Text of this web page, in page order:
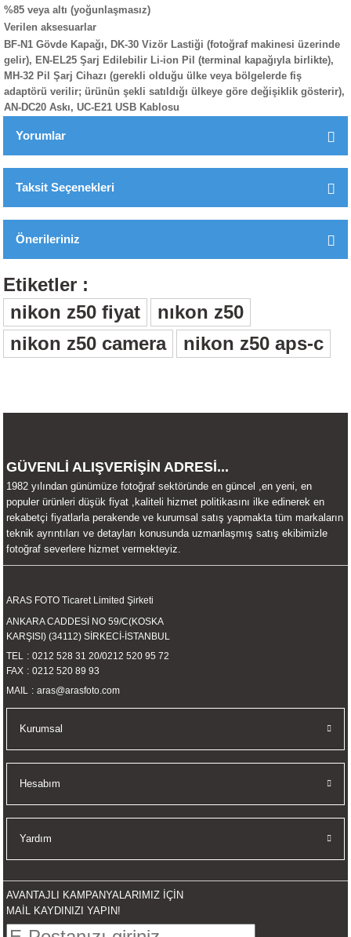
%85 veya altı (yoğunlaşmasız)
Verilen aksesuarlar
BF-N1 Gövde Kapağı, DK-30 Vizör Lastiği (fotoğraf makinesi üzerinde
gelir), EN-EL25 Şarj Edilebilir Li-ion Pil (terminal kapağıyla birlikte),
MH-32 Pil Şarj Cihazı (gerekli olduğu ülke veya bölgelerde fiş
adaptörü verilir; ürünün şekli satıldığı ülkeye göre değişiklik gösterir),
AN-DC20 Askı, UC-E21 USB Kablosu
Yorumlar
Taksit Seçenekleri
Önerileriniz
konularda yetersiz gördüğünüz noktaları öneri formunu kullanarak
tarafımıza iletebilirsiniz.
Görüş ve önerileriniz için teşekkür ederiz.
Ürün resmi kalitesiz, bozuk veya görüntülenemiyor.
Gönder
Etiketler :
nikon z50 fiyat
nıkon z50
nikon z50 camera
nikon z50 aps-c
GÜVENLİ ALIŞVERİŞİN ADRESİ...
1982 yılından günümüze fotoğraf sektöründe en güncel ,en yeni, en
populer ürünleri düşük fiyat ,kaliteli hizmet politikasını ilke edinerek en
rekabetçi fiyatlarla perakende ve kurumsal satış yapmakta tüm markaların
teknik ayrıntıları ve detayları konusunda uzmanlaşmış satış ekibimizle
fotoğraf severlere hizmet vermekteyiz.
ARAS FOTO Ticaret Limited Şirketi
ANKARA CADDESİ NO 59/C(KOSKA
KARŞISI) (34112) SİRKECİ-İSTANBUL
TEL
0212 528 31 20/0212 520 95 72
FAX
0212 520 89 93
MAIL
aras@arasfoto.com
Kurumsal
Hesabım
Yardım
AVANTAJLI KAMPANYALARIMIZ İÇİN
MAİL KAYDINIZI YAPIN!